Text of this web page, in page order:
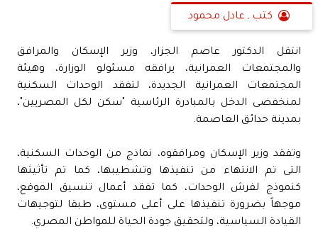
كتب ـ عادل محمود
انتقل الدكتور عاصم الجزار، وزير الإسكان والمرافق
والمجتمعات العمرانية، يرافقه مسئولو الوزارة، وهيئة
المجتمعات العمرانية الجديدة، لتفقد الوحدات السكنية
لمنخفضى الدخل بالمبادرة الرئاسية "سكن لكل المصريين"،
بمدينة حدائق العاصمة.
وتفقد وزير الإسكان ومرافقوه، نماذج من الوحدات السكنية،
التى تم الانتهاء من تنفيذها وتشطيبها، كما تم تأثيثها
كنموذج لفرش الوحدات، كما تفقد أعمال تنسيق الموقع،
موجهاً بضرورة تنفيذها على أعلى مستوى، طبقا لتوجيهات
القيادة السياسية، ولتحقيق جودة الحياة للمواطن المصري.